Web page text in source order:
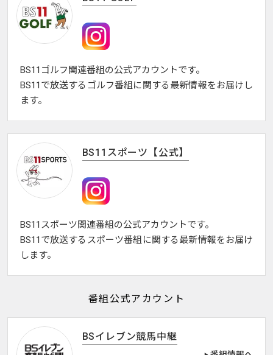
BS11ゴルフ関連番組の公式アカウントです。
BS11で放送するゴルフ番組に関する最新情報をお届けし
ます。
BS11スポーツ【公式】
BS11スポーツ関連番組の公式アカウントです。
BS11で放送するスポーツ番組に関する最新情報をお届け
します。
番組公式アカウント
BSイレブン競馬中継